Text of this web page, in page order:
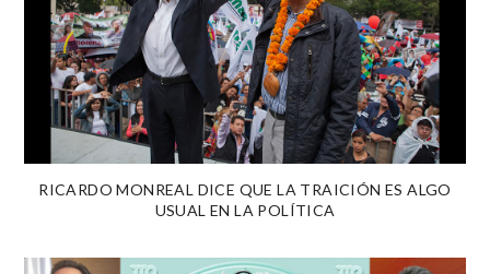
RICARDO MONREAL DICE QUE LA TRAICIÓN ES ALGO
USUAL EN LA POLÍTICA